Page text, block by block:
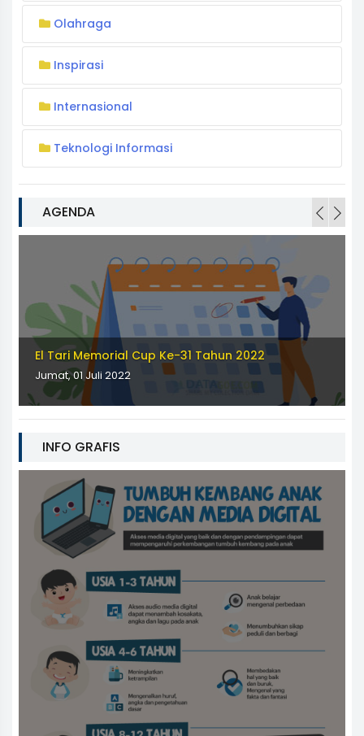
Olahraga
Inspirasi
Internasional
Teknologi Informasi
AGENDA
El Tari Memorial Cup Ke-31 Tahun 2022
Jumat, 01 Juli 2022
INFO GRAFIS